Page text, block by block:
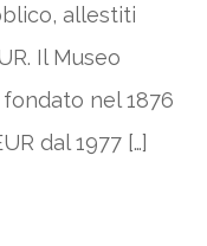
allestiti
Il Museo
nel 1876
dal 1977 […]